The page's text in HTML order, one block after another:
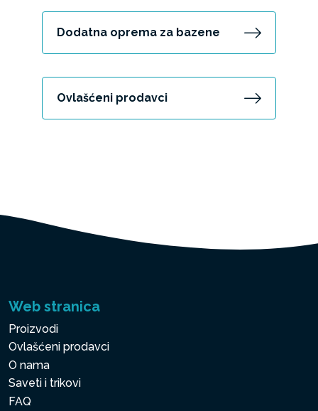
Dodatna oprema za bazene
Ovlašćeni prodavci
Web stranica
Proizvodi
Ovlašćeni prodavci
O nama
Saveti i trikovi
FAQ